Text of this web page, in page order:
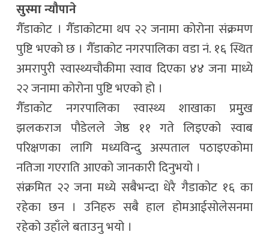
सुस्मा न्यौपाने
गैँडाकोट । गैँडाकोटमा थप २२ जनामा कोरोना संक्रमण
पुष्टि भएको छ । गैँडाकोट नगरपालिका वडा नं. १६ स्थित
अमरापुरी स्वास्थ्यचौकीमा स्वाव दिएका ४४ जना माध्ये
२२ जनामा कोरोना पुष्टि भएको हो ।
गैँडाकोट नगरपालिका स्वास्थ्य शाखाका प्रमुुख
झलकराज पौडेलले जेष्ठ ११ गते लिइएको स्वाब
परिक्षणका लागि मध्यविन्दु अस्पताल पठाइएकोमा
नतिजा गएराति आएको जानकारी दिनुभयो ।
संक्रमित २२ जना मध्ये सबैभन्दा धेरै गैडाकोट १६ का
रहेका छन । उनिहरु सबै हाल होमआईसोलेसनमा
रहेको उहाँले बताउनु भयो ।